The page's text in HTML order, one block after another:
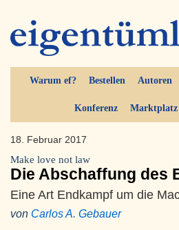
Warum ef? Bestellen Autoren
Konferenz Marktplatz
18. Februar 2017
Make love not law
Die Abschaffung des
Eine Art Endkampf um die
von Carlos A. Gebauer